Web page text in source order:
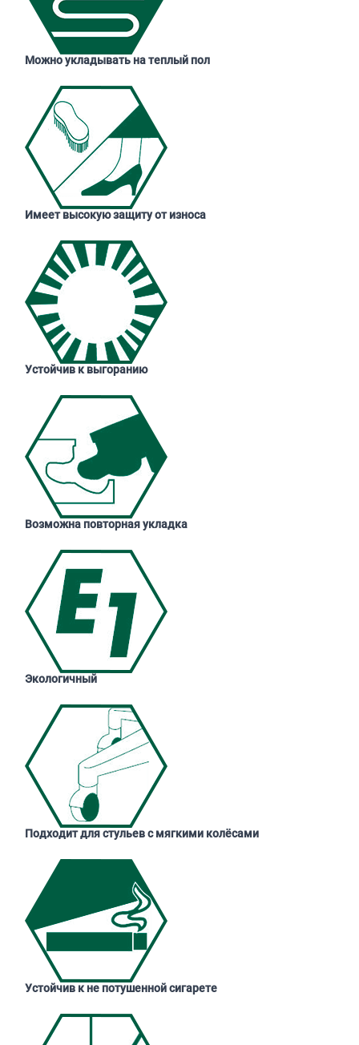
Можно укладывать на теплый пол
Имеет высокую защиту от износа
Устойчив к выгоранию
Возможна повторная укладка
Экологичный
Подходит для стульев с мягкими колёсами
Устойчив к не потушенной сигарете